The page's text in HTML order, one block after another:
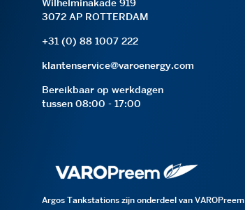
Wilhelminakade 919
3072 AP ROTTERDAM
+31 (0) 88 1007 222
klantenservice@varoenergy.com
Bereikbaar op werkdagen
tussen 08:00 - 17:00
Argos Tankstations zijn onderdeel van VAROPreem